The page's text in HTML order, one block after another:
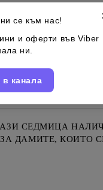
Италиански
СЕДМИЦА
КОИТО
се към нас!
и оферти във Viber
ни.
в канала